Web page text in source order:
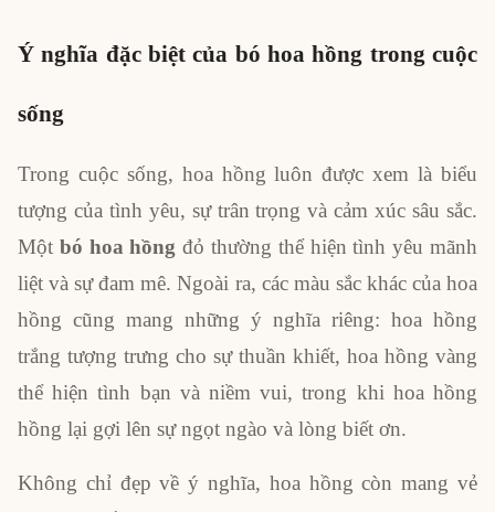
Ý nghĩa đặc biệt của bó hoa hồng trong cuộc
sống
Trong cuộc sống, hoa hồng luôn được xem là biểu
tượng của tình yêu, sự trân trọng và cảm xúc sâu sắc.
Một bó hoa hồng đỏ thường thể hiện tình yêu mãnh
liệt và sự đam mê. Ngoài ra, các màu sắc khác của hoa
hồng cũng mang những ý nghĩa riêng: hoa hồng
trắng tượng trưng cho sự thuần khiết, hoa hồng vàng
thể hiện tình bạn và niềm vui, trong khi hoa hồng
hồng lại gợi lên sự ngọt ngào và lòng biết ơn.
Không chỉ đẹp về ý nghĩa, hoa hồng còn mang vẻ